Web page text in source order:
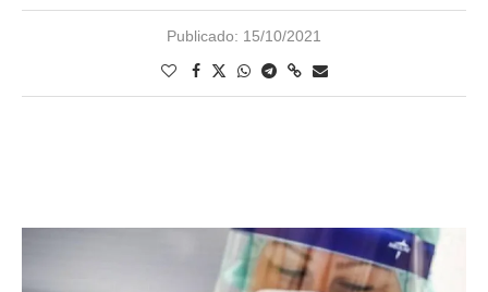
Publicado: 15/10/2021